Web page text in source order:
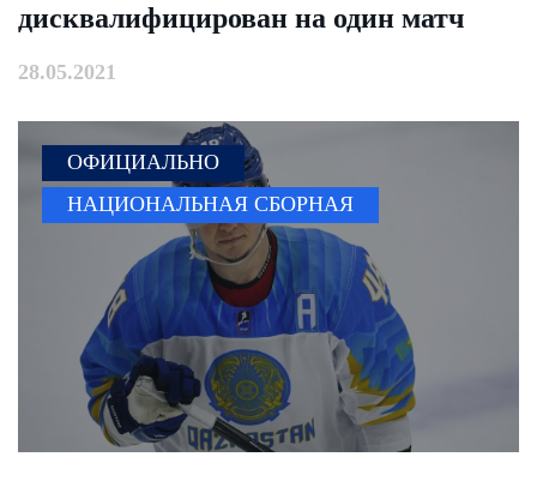
дисквалифицирован на один матч
28.05.2021
ОФИЦИАЛЬНО
НАЦИОНАЛЬНАЯ СБОРНАЯ